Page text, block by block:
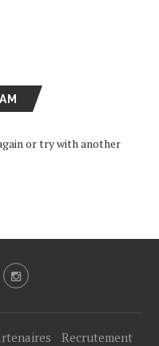
or try with another
Recrutement